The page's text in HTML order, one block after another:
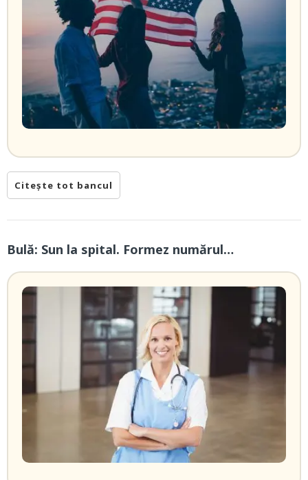
Citește tot bancul
Bulă: Sun la spital. Formez numărul…